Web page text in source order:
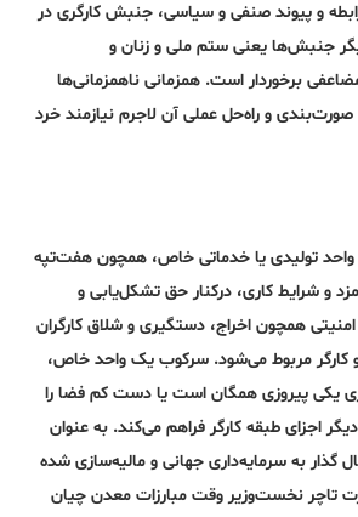
و پیوند صنفی و سیاسی، جنبش‌ کارگری در
جنبش‌ها یعنی ستم ملی و زنان و
برخوردار است. همزمانی ناهمزمانی‌ها
و راه‌حل عملی آن لاجرم نیازمند خرد
واحد تولیدی یا خدماتی خاص، همچون هفت‌تپه
و شرایط کاری، درکنار حق تشکل‌یابی و
همچون اخراج، دستگیری و شلاق کارگران
کارگر مربوط می‌شود. سرکوب یک واحد خاص،
یکی پیروزی همگان است یا دست کم فضا را
اجزای طبقه کارگر فراهم می‌کند. به عنوان
گذار به سرمایه‌داری جهانی و مالیه‌سازی شده
ماگارت تاچر نخست‌وزیر وقت مبارزات معدن چیان